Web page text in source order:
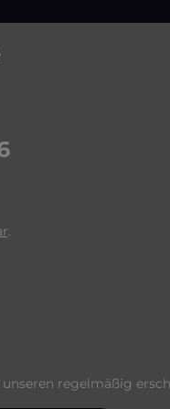
.
regelmäßig